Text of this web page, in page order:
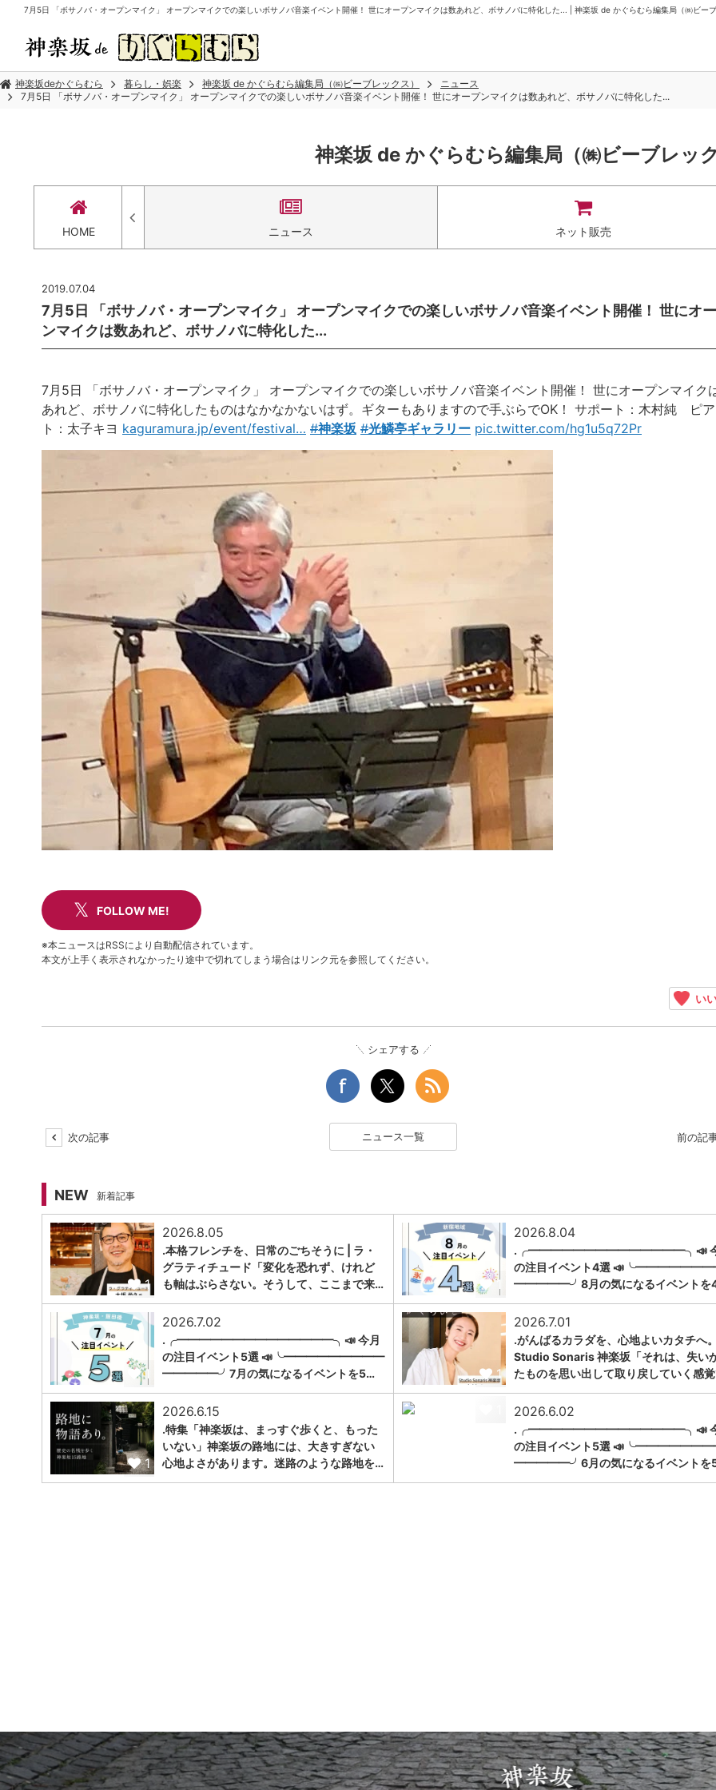
7月5日 「ボサノバ・オープンマイク」 オープンマイクでの楽しいボサノバ音楽イベント開催！ 世にオープンマイクは数あれど、ボサノバに特化した... | 神楽坂 de かぐらむら編集局（㈱ビーブ
神楽坂deかぐらむら 暮らし・娯楽 神楽坂 de かぐらむら編集局（㈱ビーブレックス）
ニュース
7月5日 「ボサノバ・オープンマイク」 オープンマイクでの楽しいボサノバ音楽イベント開催！ 世にオープンマイクは数あれど、ボサノバに特化した...
神楽坂 de かぐらむら編集局（㈱ビーブレック
HOME ニュース ネット販売
2019.07.04
7月5日 「ボサノバ・オープンマイク」 オープンマイクでの楽しいボサノバ音楽イベント開催！ 世にオ
ンマイクは数あれど、ボサノバに特化した...
7月5日 「ボサノバ・オープンマイク」 オープンマイクでの楽しいボサノバ音楽イベント開催！ 世にオープンマイク
あれど、ボサノバに特化したものはなかなかないはず。ギターもありますので手ぶらでOK！ サポート：木村純 ピ
ト：太子キヨ kaguramura.jp/event/festival… #神楽坂 #光鱗亭ギャラリー pic.twitter.com/hg1u5q72Pr
FOLLOW ME!
※本ニュースはRSSにより自動配信されています。
本文が上手く表示されなかったり途中で切れてしまう場合はリンク元を参照してください。
い
シェアする
次の記事 ニュース一覧 前の記
NEW 新着記事
1
2026.8.05
.本格フレンチを、日常のごちそうに | ラ・
グラティチュード「変化を恐れず、けれど
も軸はぶらさない。そうして、ここまで来…
1
2026.8.04
.╭━━━━━━━━━━━━━━╮📣 今
の注目イベント4選
━━━━━╯8月の気になるイベントを
1
2026.7.02
.╭━━━━━━━━━━━━━━╮📣 今月
の注目イベント5選 📣╰━━━━━━━━━
━━━━━╯7月の気になるイベントを5…
1
2026.7.01
.がんばるカラダを、心地よいカタチへ。
Studio Sonaris 神楽坂「それは、失い
たものを思い出して取り戻していく感
1
2026.6.15
.特集「神楽坂は、まっすぐ歩くと、もった
いない」神楽坂の路地には、大きすぎない
心地よさがあります。迷路のような路地を…
2026.6.02
.╭━━━━━━━━━━━━━━╮📣 今
の注目イベント5選
━━━━━╯6月の気になるイベントを